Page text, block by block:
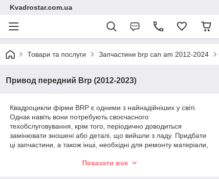
Kvadrostar.com.ua
Товари та послуги Запчастини brp can am 2012-2024
Привод передний Brp (2012-2023)
Квадроцикли фірми BRP є одними з найнадійніших у світі.
Однак навіть вони потребують своєчасного
техобслуговування, крім того, періодично доводиться
замінювати зношені або деталі, що вийшли з ладу. Придбати
ці запчастини, а також інші, необхідні для ремонту матеріали,
Квадроstar. Товари для нашого магазину надходять
Показати все